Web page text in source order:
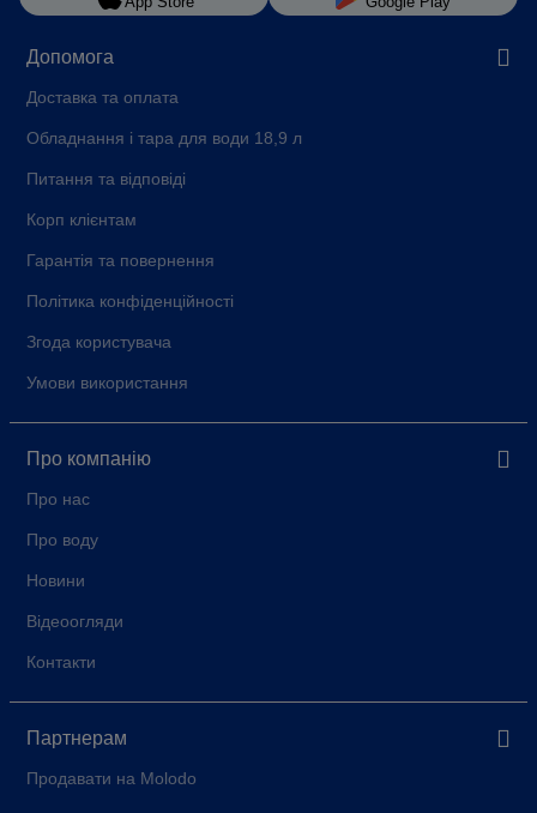
Допомога
Доставка та оплата
Обладнання і тара для води 18,9 л
Питання та відповіді
Корп клієнтам
Гарантія та повернення
Політика конфіденційності
Згода користувача
Умови використання
Про компанію
Про нас
Про воду
Новини
Відеоогляди
Контакти
Партнерам
Продавати на Molodo